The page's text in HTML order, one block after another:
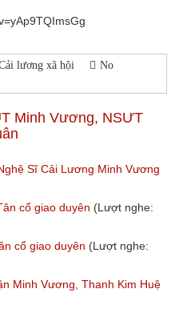
lương xã hội
No
Minh Vương, NSƯT
Sĩ Cải Lương Minh Vương
cổ giao duyên (Lượt nghe:
cổ giao duyên (Lượt nghe:
Minh Vương, Thanh Kim Huệ